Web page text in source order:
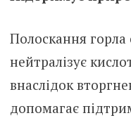
Полоскання
нейтралізує
внаслідок
допомагає